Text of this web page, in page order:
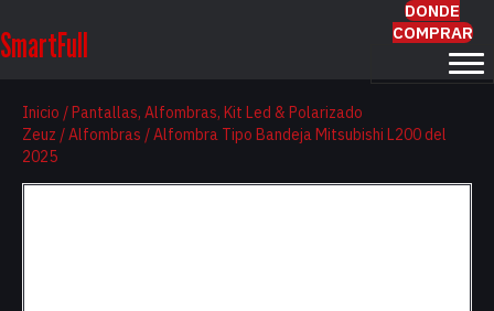
SmartFull
DONDE
COMPRAR
Inicio /Pantallas, Alfombras, Kit Led & Polarizado
Zeuz /Alfombras / Alfombra Tipo Bandeja Mitsubishi L200 del
2025